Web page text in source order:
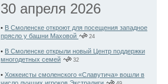
30 апреля 2026
• В Смоленске откроют для посещения западное
прясло у башни Маховой
24
• В Смоленске открыли новый Центр поддержки
многодетных семей
32
• Хоккеисты смоленского «Славутича» вошли в